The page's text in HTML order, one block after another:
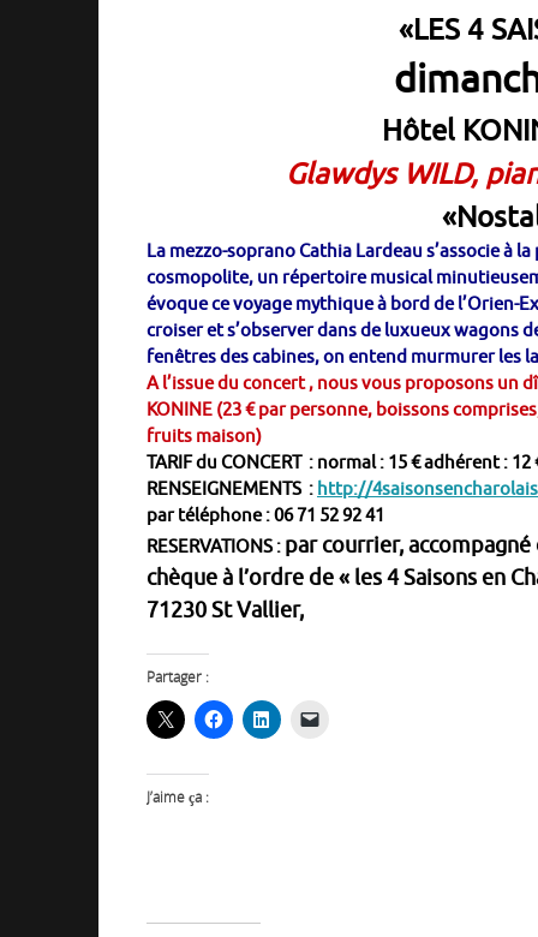
«LES 4
Hôtel
Glawdys WILD,
La mezzo-soprano Cathia Lardeau s’associe
cosmopolite, un répertoire musical
évoque ce voyage mythique à bord de l’Orien-
croiser et s’observer dans de luxueux wagons
fenêtres des cabines, on entend murmurer les
A l’issue du concert , nous vous proposons un
KONINE (23 € par personne, boissons
fruits maison)
TARIF du CONCERT : normal : 15 € adhérent :
RENSEIGNEMENTS : http://
par téléphone : 06 71 52 92 41
RESERVATIONS : par courrier,
chèque à l’ordre de « les 4 Saisons en
71230 St Vallier,
Partager :
J’aime ça :